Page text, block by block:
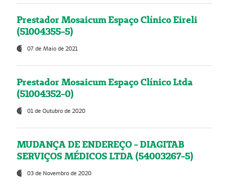
Prestador Mosaicum Espaço Clínico Eireli
(51004355-5)
07 de Maio de 2021
Prestador Mosaicum Espaço Clínico Ltda
(51004352-0)
01 de Outubro de 2020
MUDANÇA DE ENDEREÇO - DIAGITAB
SERVIÇOS MÉDICOS LTDA (54003267-5)
03 de Novembro de 2020